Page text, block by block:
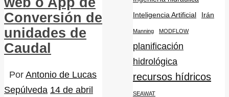
Conversión de
unidades de
Caudal
Por Antonio de Lucas
Sepúlveda 14 de abril
Inteligencia Artificial
Irán
Manning MODFLOW
planificación
hidrológica
recursos hídricos
SEAWAT